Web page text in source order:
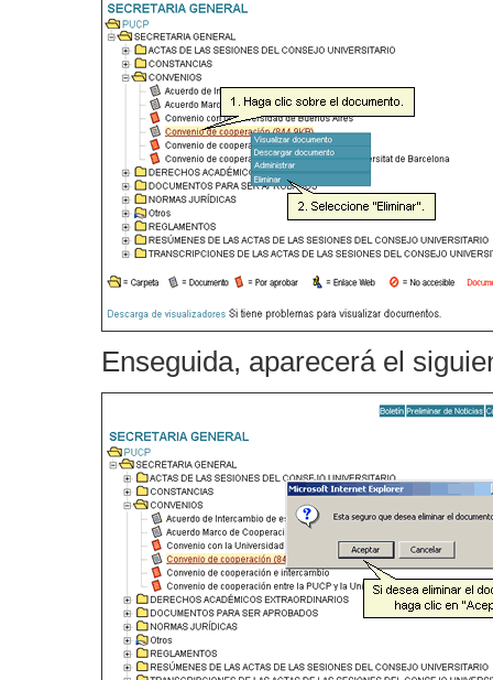
Enseguida, aparecerá el